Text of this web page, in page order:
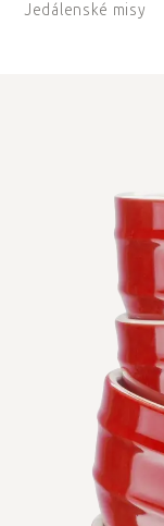
Jedálenské misy